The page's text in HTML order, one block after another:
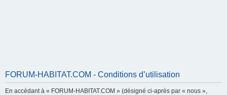
FORUM-HABITAT.COM - Conditions d’utilisation
En accédant à « FORUM-HABITAT.COM » (désigné ci-après par « nous »,